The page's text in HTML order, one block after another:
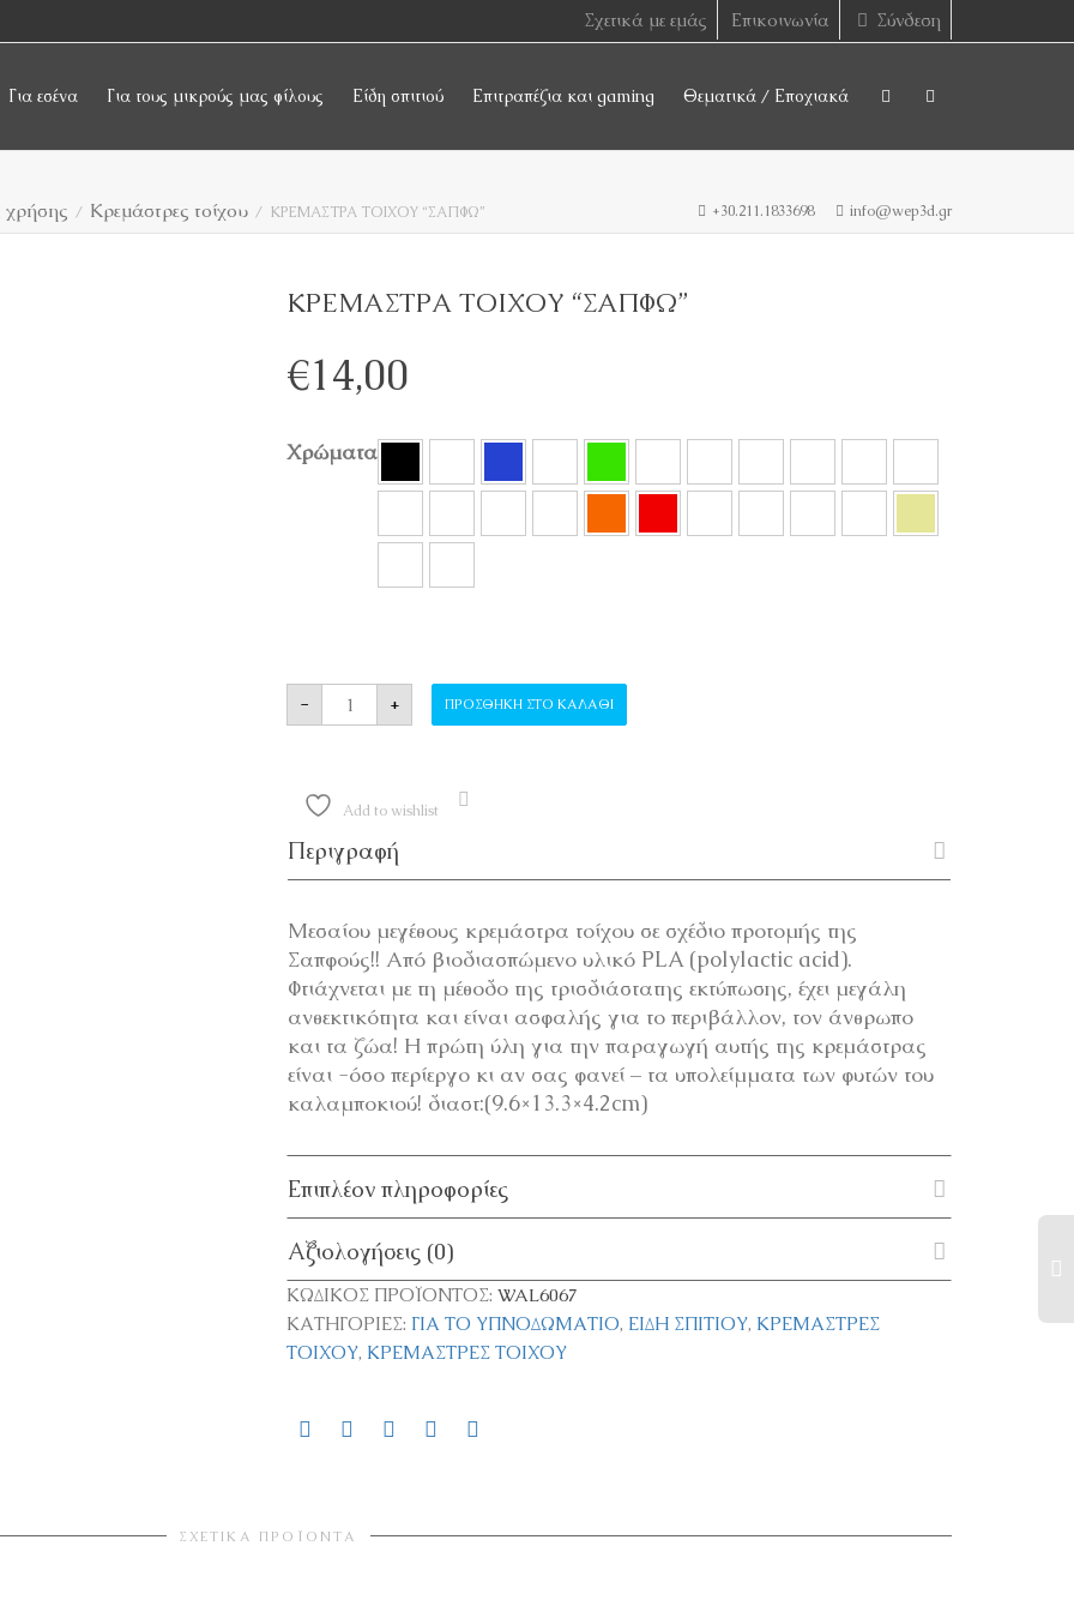
Σχετικά με εμάς Επικοινωνία Σύνδεση
Για εσένα Για τους μικρούς μας φίλους Είδη σπιτιού Επιτραπέζια και gaming Θεματικά / Εποχιακά
χρήσης Κρεμάστρες τοίχου ΚΡΕΜΑΣΤΡΑ ΤΟΙΧΟΥ “ΣΑΠΦΩ” +30.211.1833698 info@wep3d.gr
ΚΡΕΜΑΣΤΡΑ ΤΟΙΧΟΥ “ΣΑΠΦΩ”
€14,00
Χρώματα
- ΚΡΕΜΑΣΤΡΑ ΤΟΙΧΟΥ "ΣΑΠΦΩ" ποσότητα
+ ΠΡΟΣΘΉΚΗ ΣΤΟ ΚΑΛΆΘΙ
Add to wishlist
Περιγραφή
Μεσαίου μεγέθους κρεμάστρα τοίχου σε σχέδιο προτομής της
Σαπφούς!! Από βιοδιασπώμενο υλικό PLA (polylactic acid).
Φτιάχνεται με τη μέθοδο της τρισδιάστατης εκτύπωσης, έχει μεγάλη
ανθεκτικότητα και είναι ασφαλής για το περιβάλλον, τον άνθρωπο
και τα ζώα! Η πρώτη ύλη για την παραγωγή αυτής της κρεμάστρας
είναι -όσο περίεργο κι αν σας φανεί – τα υπολείμματα των φυτών του
καλαμποκιού! διαστ:(9.6×13.3×4.2cm)
Επιπλέον πληροφορίες
Αξιολογήσεις (0)
ΚΩΔΙΚΌΣ ΠΡΟΪΌΝΤΟΣ: WAL6067
ΚΑΤΗΓΟΡΊΕΣ: ΓΙΑ ΤΟ ΥΠΝΟΔΩΜΆΤΙΟ, ΕΊΔΗ ΣΠΙΤΙΟΎ, ΚΡΕΜΆΣΤΡΕΣ
ΤΟΊΧΟΥ, ΚΡΕΜΆΣΤΡΕΣ ΤΟΊΧΟΥ
ΣΧΕΤΙΚΆ ΠΡΟΪΌΝΤΑ